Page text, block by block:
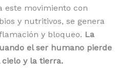
este movimiento con
y nutritivos, se genera
y bloqueo. La
el ser humano pierde
y la tierra.